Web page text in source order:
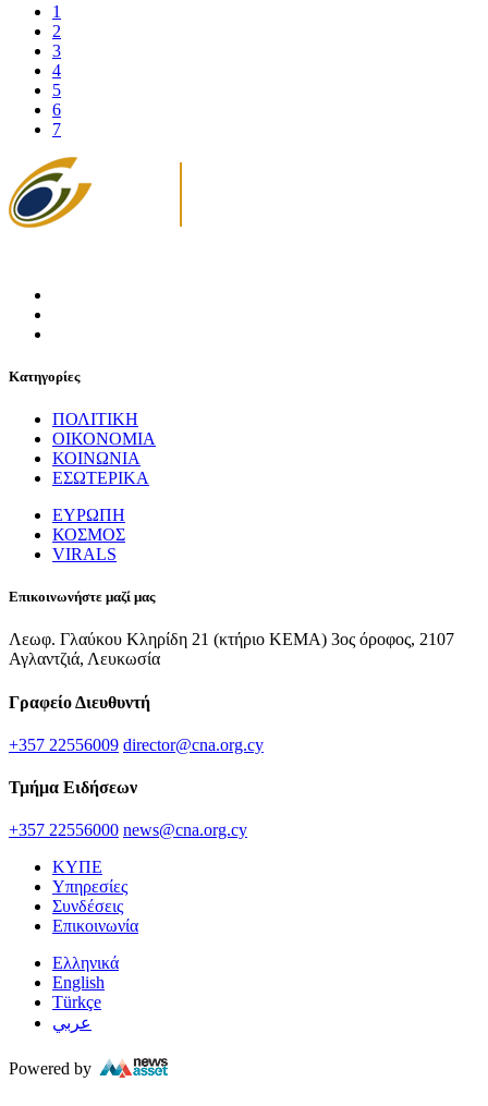
1
2
3
4
5
6
7
Κατηγορίες
ΠΟΛΙΤΙΚΗ
ΟΙΚΟΝΟΜΙΑ
ΚΟΙΝΩΝΙΑ
ΕΣΩΤΕΡΙΚΑ
ΕΥΡΩΠΗ
ΚΟΣΜΟΣ
VIRALS
Επικοινωνήστε μαζί μας
Λεωφ. Γλαύκου Κληρίδη 21 (κτήριο ΚΕΜΑ) 3ος όροφος, 2107
Αγλαντζιά, Λευκωσία
Γραφείο Διευθυντή
+357 22556009 director@cna.org.cy
Τμήμα Ειδήσεων
+357 22556000 news@cna.org.cy
ΚΥΠΕ
Υπηρεσίες
Συνδέσεις
Επικοινωνία
Ελληνικά
English
Türkçe
عربي
Powered by